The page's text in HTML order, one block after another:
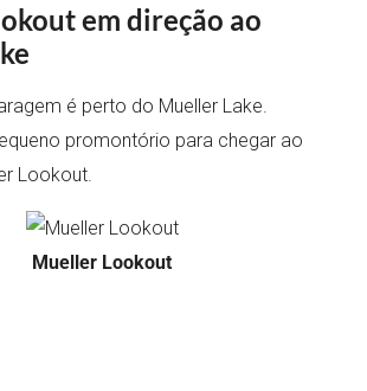
em direção ao
é perto do Mueller Lake.
promontório para chegar ao
Lookout.
Mueller Lookout